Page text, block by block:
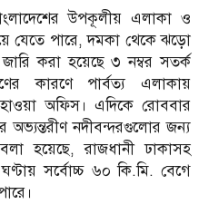
উপকূলীয় এলাকা ও
যেতে পারে, দমকা থেকে ঝড়ো
করা হয়েছে ৩ নম্বর সতর্ক
কারণে পার্বত্য এলাকায়
অফিস। এদিকে রোববার
অভ্যন্তরীণ নদীবন্দরগুলোর জন্য
হয়েছে, রাজধানী ঢাকাসহ
সর্বোচ্চ ৬০ কি.মি. বেগে